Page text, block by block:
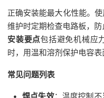
正确安装能最大化性能。
维护时定期检查电路板，防
安装要点包括避免机械应
时，用温和溶剂保护电容表
常见问题列表
焊点失效：温度控制